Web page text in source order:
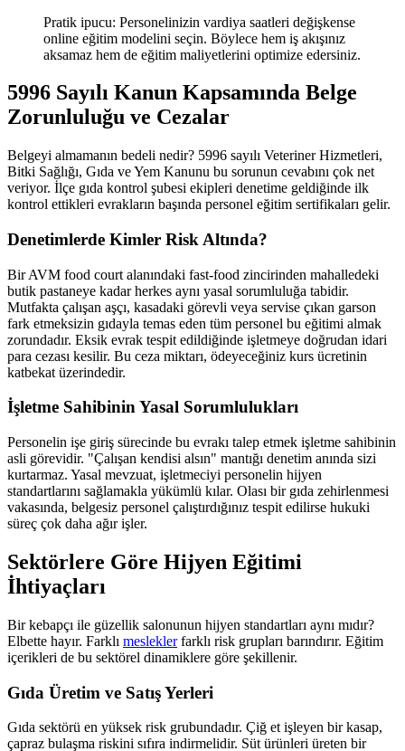
Pratik ipucu: Personelinizin vardiya saatleri değişkense
online eğitim modelini seçin. Böylece hem iş akışınız
aksamaz hem de eğitim maliyetlerini optimize edersiniz.
5996 Sayılı Kanun Kapsamında Belge
Zorunluluğu ve Cezalar
Belgeyi almamanın bedeli nedir? 5996 sayılı Veteriner Hizmetleri,
Bitki Sağlığı, Gıda ve Yem Kanunu bu sorunun cevabını çok net
veriyor. İlçe gıda kontrol şubesi ekipleri denetime geldiğinde ilk
kontrol ettikleri evrakların başında personel eğitim sertifikaları gelir.
Denetimlerde Kimler Risk Altında?
Bir AVM food court alanındaki fast-food zincirinden mahalledeki
butik pastaneye kadar herkes aynı yasal sorumluluğa tabidir.
Mutfakta çalışan aşçı, kasadaki görevli veya servise çıkan garson
fark etmeksizin gıdayla temas eden tüm personel bu eğitimi almak
zorundadır. Eksik evrak tespit edildiğinde işletmeye doğrudan idari
para cezası kesilir. Bu ceza miktarı, ödeyeceğiniz kurs ücretinin
katbekat üzerindedir.
İşletme Sahibinin Yasal Sorumlulukları
Personelin işe giriş sürecinde bu evrakı talep etmek işletme sahibinin
asli görevidir. "Çalışan kendisi alsın" mantığı denetim anında sizi
kurtarmaz. Yasal mevzuat, işletmeciyi personelin hijyen
standartlarını sağlamakla yükümlü kılar. Olası bir gıda zehirlenmesi
vakasında, belgesiz personel çalıştırdığınız tespit edilirse hukuki
süreç çok daha ağır işler.
Sektörlere Göre Hijyen Eğitimi
İhtiyaçları
Bir kebapçı ile güzellik salonunun hijyen standartları aynı mıdır?
Elbette hayır. Farklı mesleklerfarklı risk grupları barındırır. Eğitim
içerikleri de bu sektörel dinamiklere göre şekillenir.
Gıda Üretim ve Satış Yerleri
Gıda sektörü en yüksek risk grubundadır. Çiğ et işleyen bir kasap,
çapraz bulaşma riskini sıfıra indirmelidir. Süt ürünleri üreten bir